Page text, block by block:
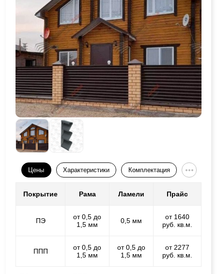
Цены Характеристики Комплектация
Покрытие Рама Ламели Прайс
ПЭ
от 0,5 до
1,5 мм
0,5 мм
от 1640
руб. кв.м.
ППП
от 0,5 до
1,5 мм
от 0,5 до
1,5 мм
от 2277
руб. кв.м.